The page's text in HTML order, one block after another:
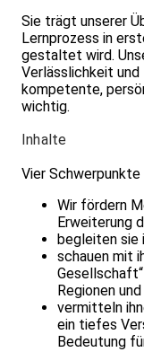
Sie trägt unserer
Lernprozess in
gestaltet wird.
Verlässlichkeit
kompetente,
wichtig.
Inhalte
Vier Schwerpunkte
Wir fördern
Erweiterung
begleiten sie
schauen mit
Regionen
vermitteln
ein tiefes
Bedeutung